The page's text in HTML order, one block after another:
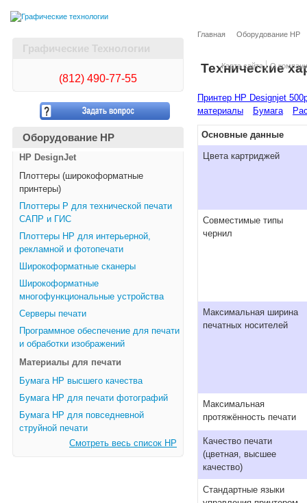
Карта сайта О
Графические Технологии
(812) 490-77-55
Оборудование HP
HP DesignJet
Плоттеры (широкоформатные
принтеры)
Плоттеры Р для технической печати
САПР и ГИС
Плоттеры НР для интерьерной,
рекламной и фотопечати
Широкоформатные сканеры
Широкоформатные
многофункциональные устройства
Серверы печати
Программное обеспечение для печати
и обработки изображений
Материалы для печати
Бумага HP высшего качества
Бумага HP для печати фотографий
Бумага HP для повседневной
струйной печати
Смотреть весь список HP
Главная Оборудование HP
Технические
Принтер HP Designjet
материалы
Бумага
Основные данные
Цвета картриджей
Совместимые типы
чернил
Максимальная ширина
печатных носителей
Максимальная
протяжённость печати
Качество печати
(цветная, высшее
качество)
Стандартные языки